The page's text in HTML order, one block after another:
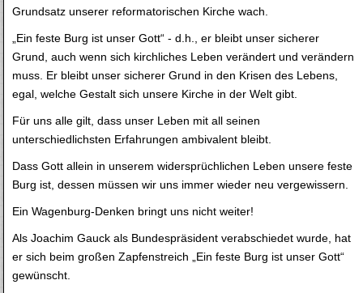
Grundsatz unserer reformatorischen Kirche wach.
„Ein feste Burg ist unser Gott“ - d.h., er bleibt unser sicherer
Grund, auch wenn sich kirchliches Leben verändert und verändern
muss. Er bleibt unser sicherer Grund in den Krisen des Lebens,
egal, welche Gestalt sich unsere Kirche in der Welt gibt.
Für uns alle gilt, dass unser Leben mit all seinen
unterschiedlichsten Erfahrungen ambivalent bleibt.
Dass Gott allein in unserem widersprüchlichen Leben unsere feste
Burg ist, dessen müssen wir uns immer wieder neu vergewissern.
Ein Wagenburg-Denken bringt uns nicht weiter!
Als Joachim Gauck als Bundespräsident verabschiedet wurde, hat
er sich beim großen Zapfenstreich „Ein feste Burg ist unser Gott“
gewünscht.